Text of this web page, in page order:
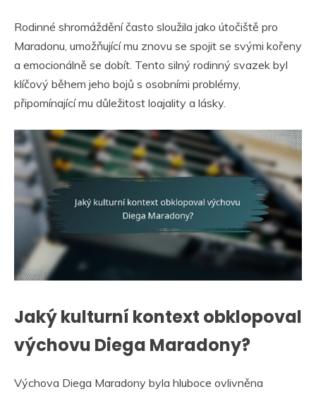
Rodinné shromáždění často sloužila jako útočiště pro
Maradonu, umožňující mu znovu se spojit se svými kořeny
a emocionálně se dobít. Tento silný rodinný svazek byl
klíčový během jeho bojů s osobními problémy,
připomínající mu důležitost loajality a lásky.
Jaký kulturní kontext obklopoval
výchovu Diega Maradony?
Výchova Diega Maradony byla hluboce ovlivněna